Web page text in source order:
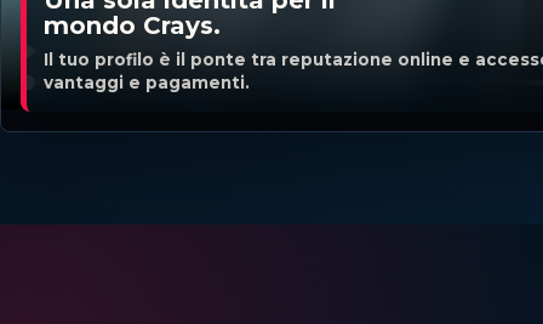
mondo Crays.
Il tuo profilo è il ponte tra reputazione online e
vantaggi e pagamenti.